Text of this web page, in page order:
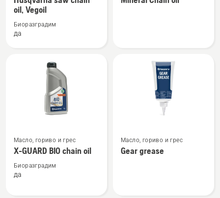
подробности
Husqvarna
oil, Vegoil
Биоразградим
да
подробности
повече
подробности
за
Масло, гориво и грес
X-GUARD BIO chain oil
Биоразградим
да
повече
подробности
Масло, гориво и грес
Gear grease